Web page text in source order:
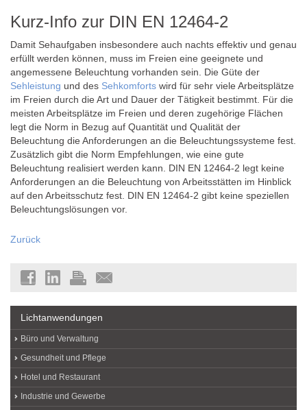
Kurz-Info zur DIN EN 12464-2
Damit Sehaufgaben insbesondere auch nachts effektiv und genau
erfüllt werden können, muss im Freien eine geeignete und
angemessene Beleuchtung vorhanden sein. Die Güte der
Sehleistung und des Sehkomforts wird für sehr viele Arbeitsplätze
im Freien durch die Art und Dauer der Tätigkeit bestimmt. Für die
meisten Arbeitsplätze im Freien und deren zugehörige Flächen
legt die Norm in Bezug auf Quantität und Qualität der
Beleuchtung die Anforderungen an die Beleuchtungssysteme fest.
Zusätzlich gibt die Norm Empfehlungen, wie eine gute
Beleuchtung realisiert werden kann. DIN EN 12464-2 legt keine
Anforderungen an die Beleuchtung von Arbeitsstätten im Hinblick
auf den Arbeitsschutz fest. DIN EN 12464-2 gibt keine speziellen
Beleuchtungslösungen vor.
Zurück
Lichtanwendungen
Büro und Verwaltung
Gesundheit und Pflege
Hotel und Restaurant
Industrie und Gewerbe